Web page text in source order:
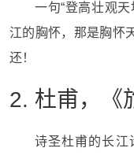
一句“登高壮观
江的胸怀，那是胸怀
还！
2. 杜甫，《
诗圣杜甫的长江